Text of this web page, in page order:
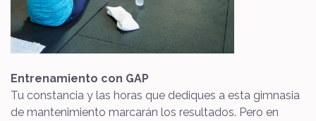
Entrenamiento con GAP
Tu constancia y las horas que dediques a esta gimnasia
de mantenimiento marcarán los resultados. Pero en